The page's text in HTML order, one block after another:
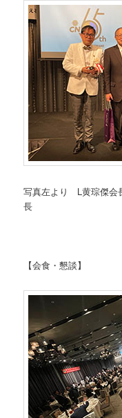
写真左より L黄琮傑会
長
【会食・懇談】